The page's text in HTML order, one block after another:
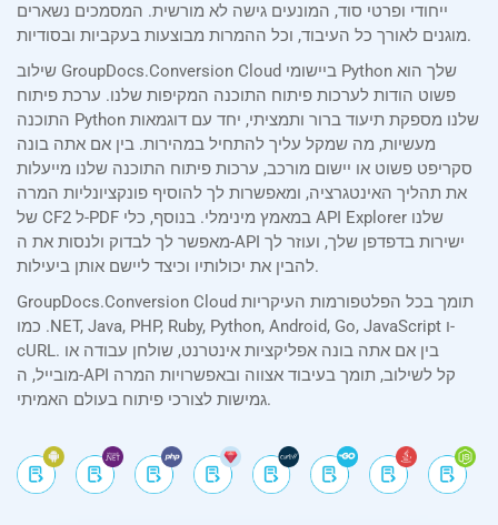
ייחודי ופרטי סוד, המונעים גישה לא מורשית. המסמכים נשארים
מוגנים לאורך כל העיבוד, וכל ההמרות מבוצעות בעקביות ובסודיות.
שילוב GroupDocs.Conversion Cloud ביישומי Python שלך הוא
פשוט הודות לערכות פיתוח התוכנה המקיפות שלנו. ערכת פיתוח
התוכנה Python שלנו מספקת תיעוד ברור ותמציתי, יחד עם דוגמאות
מעשיות, מה שמקל עליך להתחיל במהירות. בין אם אתה בונה
סקריפט פשוט או יישום מורכב, ערכות פיתוח התוכנה שלנו מייעלות
את תהליך האינטגרציה, ומאפשרות לך להוסיף פונקציונליות המרה
של CF2 ל-PDF במאמץ מינימלי. בנוסף, כלי API Explorer שלנו
מאפשר לך לבדוק ולנסות את ה-API ישירות בדפדפן שלך, ועוזר לך
להבין את יכולותיו וכיצד ליישם אותן ביעילות.
GroupDocs.Conversion Cloud תומך בכל הפלטפורמות העיקריות
כמו .NET, Java, PHP, Ruby, Python, Android, Go, JavaScript ו-
cURL. בין אם אתה בונה אפליקציות אינטרנט, שולחן עבודה או
מובייל, ה-API קל לשילוב, תומך בעיבוד אצווה ובאפשרויות המרה
גמישות לצורכי פיתוח בעולם האמיתי.